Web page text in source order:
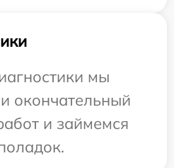
мы
окончательный
и займемся